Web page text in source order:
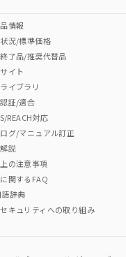
Cr(VI)
ても、流通在庫等で未
販売店へお問い合わせく
情報
況/標準価格
了品/推奨代替品
イト
イブラリ
証/適合
REACH対応
グ/マニュアル訂正
説
の注意事項
関するFAQ
語辞典
キュリティへの取り組み